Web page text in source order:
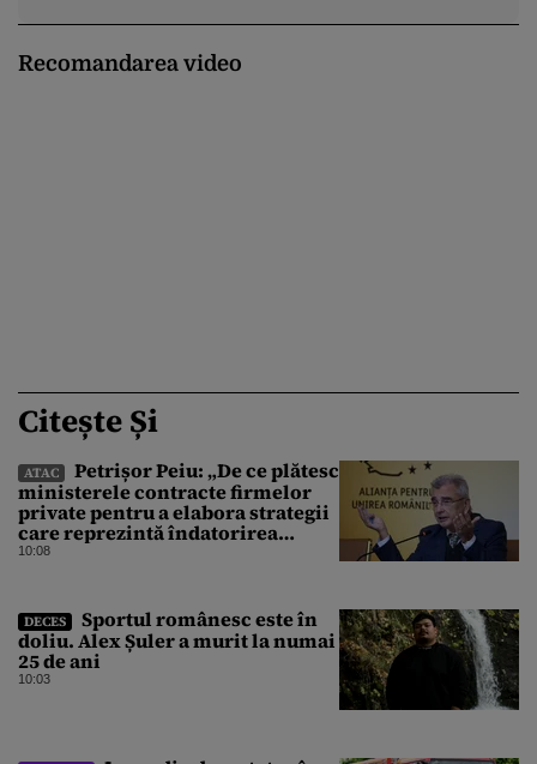
Recomandarea video
Citește Și
ATAC
Petrișor Peiu: „De ce plătesc
ministerele contracte firmelor
private pentru a elabora strategii
care reprezintă îndatorirea
angajaților din minister?”
10:08
DECES
Sportul românesc este în
doliu. Alex Șuler a murit la numai
25 de ani
10:03